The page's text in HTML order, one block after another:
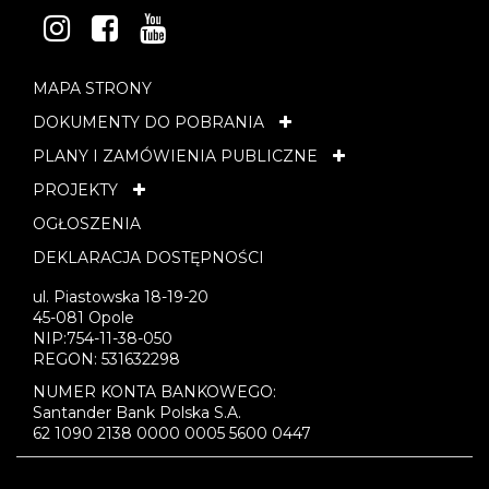
INSTAGRAM
FACEBOOK
YOUTUBE
MAPA STRONY
DOKUMENTY DO POBRANIA
PLANY I ZAMÓWIENIA PUBLICZNE
PROJEKTY
OGŁOSZENIA
DEKLARACJA DOSTĘPNOŚCI
ul. Piastowska 18-19-20
45-081 Opole
NIP:754-11-38-050
REGON: 531632298
NUMER KONTA BANKOWEGO:
Santander Bank Polska S.A.
62 1090 2138 0000 0005 5600 0447